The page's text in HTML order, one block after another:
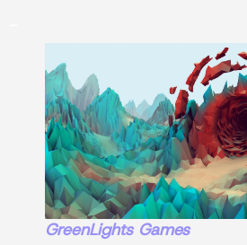
GreenLights Games